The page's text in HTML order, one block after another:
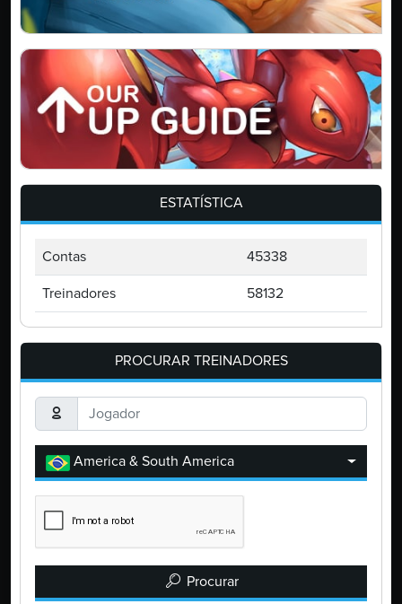
ESTATÍSTICA
Contas 45338
Treinadores 58132
PROCURAR TREINADORES
America & South America
Procurar